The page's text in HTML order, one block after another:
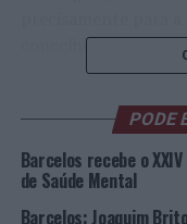
concelho da Covilhã.
estudar na Escola
Depois do
conseguir um
PODE
Barcelos recebe o
de Saúde Mental
Barcelos: Joaquim